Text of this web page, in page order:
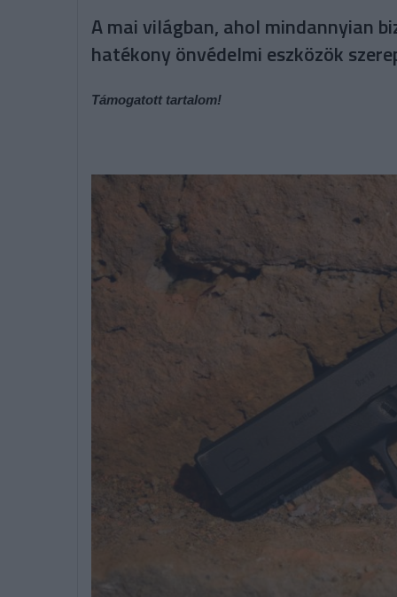
A mai világban, ahol mindannyian
hatékony önvédelmi eszközök
Támogatott tartalom!